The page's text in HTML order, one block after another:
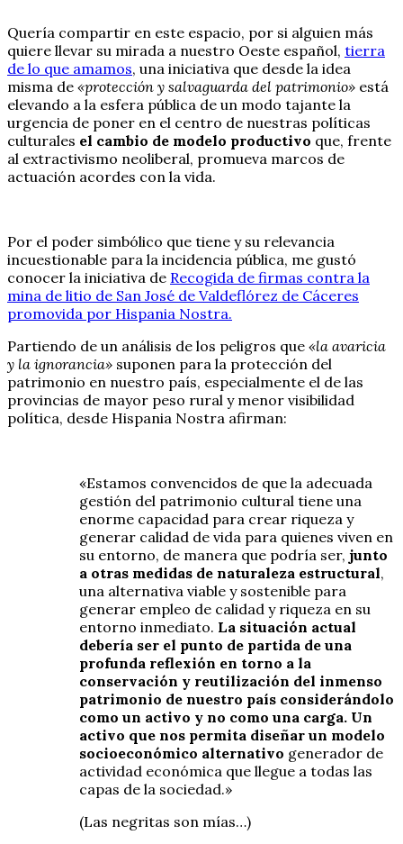
Quería compartir en este espacio, por si alguien más
quiere llevar su mirada a nuestro Oeste español, tierra
de lo que amamos, una iniciativa que desde la idea
misma de «protección y salvaguarda del patrimonio» está
elevando a la esfera pública de un modo tajante la
urgencia de poner en el centro de nuestras políticas
culturales el cambio de modelo productivo que, frente
al extractivismo neoliberal, promueva marcos de
actuación acordes con la vida.
Por el poder simbólico que tiene y su relevancia
incuestionable para la incidencia pública, me gustó
conocer la iniciativa de Recogida de firmas contra la
mina de litio de San José de Valdeflórez de Cáceres
promovida por Hispania Nostra.
Partiendo de un análisis de los peligros que «la avaricia
y la ignorancia» suponen para la protección del
patrimonio en nuestro país, especialmente el de las
provincias de mayor peso rural y menor visibilidad
política, desde Hispania Nostra afirman:
«Estamos convencidos de que la adecuada
gestión del patrimonio cultural tiene una
enorme capacidad para crear riqueza y
generar calidad de vida para quienes viven en
su entorno, de manera que podría ser, junto
a otras medidas de naturaleza estructural,
una alternativa viable y sostenible para
generar empleo de calidad y riqueza en su
entorno inmediato. La situación actual
debería ser el punto de partida de una
profunda reflexión en torno a la
conservación y reutilización del inmenso
patrimonio de nuestro país considerándolo
como un activo y no como una carga. Un
activo que nos permita diseñar un modelo
socioeconómico alternativo generador de
actividad económica que llegue a todas las
capas de la sociedad.»
(Las negritas son mías…)